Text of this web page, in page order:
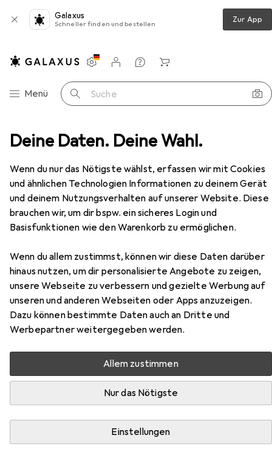
Deine Daten. Deine Wahl.
Wenn du nur das Nötigste wählst, erfassen wir mit Cookies
und ähnlichen Technologien Informationen zu deinem Gerät
und deinem Nutzungsverhalten auf unserer Website. Diese
brauchen wir, um dir bspw. ein sicheres Login und
Basisfunktionen wie den Warenkorb zu ermöglichen.
Wenn du allem zustimmst, können wir diese Daten darüber
hinaus nutzen, um dir personalisierte Angebote zu zeigen,
unsere Webseite zu verbessern und gezielte Werbung auf
unseren und anderen Webseiten oder Apps anzuzeigen.
Dazu können bestimmte Daten auch an Dritte und
Werbepartner weitergegeben werden.
Allem zustimmen
Nur das Nötigste
Einstellungen
Galaxus
Schneller finden und bestellen Zur App
Navigation nach Kategorien
Menü Suche
Einstellungen
Kundenkonto
Vergleichslisten
Merklisten
Warenkorb
Bubliq Beige drink carbonator incl. gas cylinder
BubliqBeige drink carbonator incl. gas
cylinder
Zubehör für Bubliq Beige drink
carbonator incl. gas cylinder
Hier findest du passendes Zubehör zum Produkt Bubliq
Beige drink carbonator incl. gas cylinder aus der Kategorie
Abtropfgestell.
Relevanz